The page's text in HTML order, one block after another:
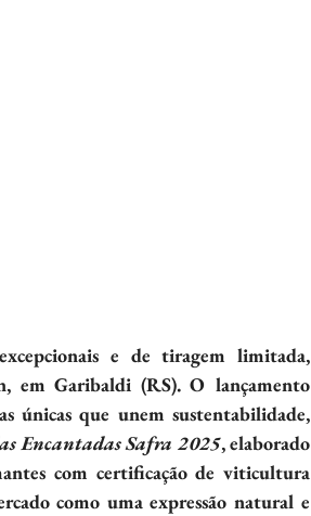
e de tiragem limitada,
em Garibaldi (RS). O lançamento
únicas que unem sustentabilidade,
Encantadas Safra 2025, elaborado
com certificação de viticultura
como uma expressão natural e